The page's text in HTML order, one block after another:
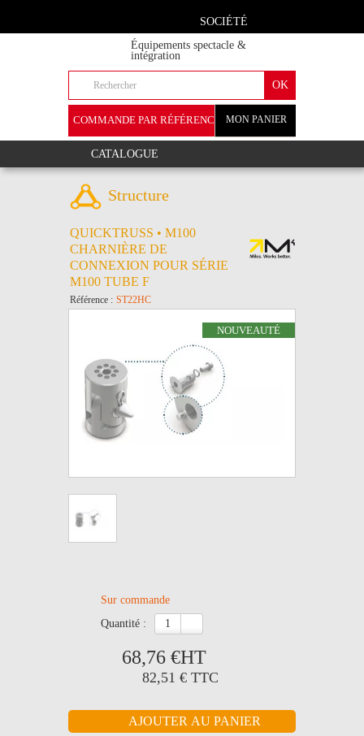
SOCIÉTÉ
Équipements spectacle &
intégration
MON PANIER
COMMANDE PAR RÉFÉRENCE
CATALOGUE
Structure
QUICKTRUSS • M100
CHARNIÈRE DE
CONNEXION POUR SÉRIE
M100 TUBE F
Référence : ST22HC
NOUVEAUTÉ
Sur commande
quantité :
68,76 €HT
82,51 € TTC